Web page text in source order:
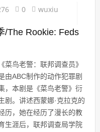
0 wuxiu
/The Rookie: Feds
《菜鸟老警：联邦调查员》
由ABC制作的动作犯罪剧
，本剧是《菜鸟老警》衍
剧。讲述西蒙娜·克拉克的
历，她在经历了漫长的教
生涯后，联邦调查局学院